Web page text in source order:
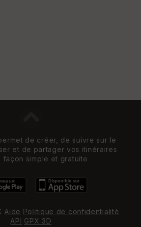
de créer, de suivre sur le
et de partager vos itinéraires
façon simple et gratuite
Aide Politique de confidentialité
API GPX 3D